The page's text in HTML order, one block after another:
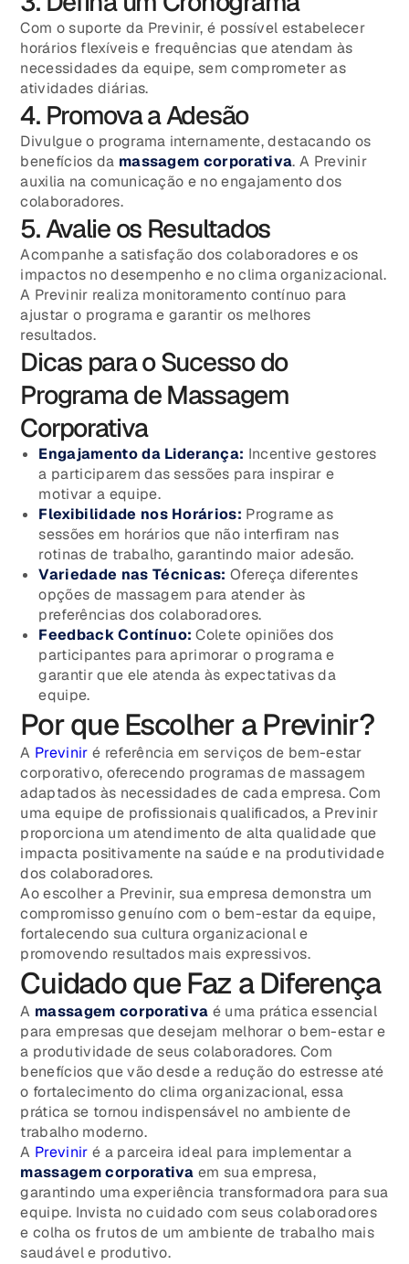
Com o suporte da Previnir, é possível estabelecer
horários flexíveis e frequências que atendam às
necessidades da equipe, sem comprometer as
atividades diárias.
4. Promova a Adesão
Divulgue o programa internamente, destacando os
benefícios da massagem corporativa. A Previnir
auxilia na comunicação e no engajamento dos
colaboradores.
5. Avalie os Resultados
Acompanhe a satisfação dos colaboradores e os
impactos no desempenho e no clima organizacional.
A Previnir realiza monitoramento contínuo para
ajustar o programa e garantir os melhores
resultados.
Dicas para o Sucesso do
Programa de Massagem
Corporativa
Engajamento da Liderança: Incentive gestores
a participarem das sessões para inspirar e
motivar a equipe.
Flexibilidade nos Horários: Programe as
sessões em horários que não interfiram nas
rotinas de trabalho, garantindo maior adesão.
Variedade nas Técnicas: Ofereça diferentes
opções de massagem para atender às
preferências dos colaboradores.
Feedback Contínuo: Colete opiniões dos
participantes para aprimorar o programa e
garantir que ele atenda às expectativas da
equipe.
Por que Escolher a Previnir?
A Previnir é referência em serviços de bem-estar
corporativo, oferecendo programas de massagem
adaptados às necessidades de cada empresa. Com
uma equipe de profissionais qualificados, a Previnir
proporciona um atendimento de alta qualidade que
impacta positivamente na saúde e na produtividade
dos colaboradores.
Ao escolher a Previnir, sua empresa demonstra um
compromisso genuíno com o bem-estar da equipe,
fortalecendo sua cultura organizacional e
promovendo resultados mais expressivos.
Cuidado que Faz a Diferença
A massagem corporativa é uma prática essencial
para empresas que desejam melhorar o bem-estar e
a produtividade de seus colaboradores. Com
benefícios que vão desde a redução do estresse até
o fortalecimento do clima organizacional, essa
prática se tornou indispensável no ambiente de
trabalho moderno.
A Previnir é a parceira ideal para implementar a
massagem corporativa em sua empresa,
garantindo uma experiência transformadora para sua
equipe. Invista no cuidado com seus colaboradores
e colha os frutos de um ambiente de trabalho mais
saudável e produtivo.